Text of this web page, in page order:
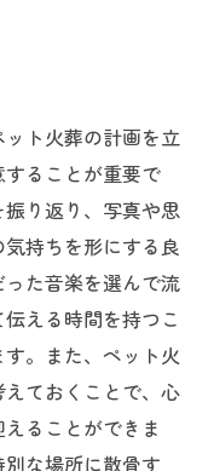
ト火葬の計画を立
ることが重要で
り返り、写真や思
持ちを形にする良
た音楽を選んで流
える時間を持つこ
。また、ペット火
ておくことで、心
ることができま
な場所に散骨す